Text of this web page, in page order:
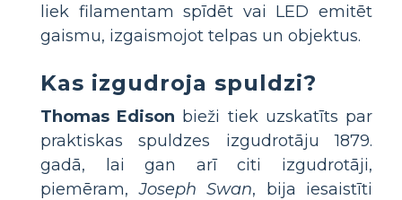
liek filamentam spīdēt vai LED emitēt
gaismu, izgaismojot telpas un objektus.
Kas izgudroja spuldzi?
Thomas Edison bieži tiek uzskatīts par
praktiskas spuldzes izgudrotāju 1879.
gadā, lai gan arī citi izgudrotāji,
piemēram,Joseph Swan, bija iesaistīti